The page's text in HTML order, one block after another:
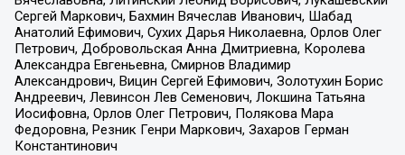
Сергей Маркович, Бахмин Вячеслав Иванович, Шабад
Анатолий Ефимович, Сухих Дарья Николаевна, Орлов Олег
Петрович, Добровольская Анна Дмитриевна, Королева
Александра Евгеньевна, Смирнов Владимир
Александрович, Вицин Сергей Ефимович, Золотухин Борис
Андреевич, Левинсон Лев Семенович, Локшина Татьяна
Иосифовна, Орлов Олег Петрович, Полякова Мара
Федоровна, Резник Генри Маркович, Захаров Герман
Константинович